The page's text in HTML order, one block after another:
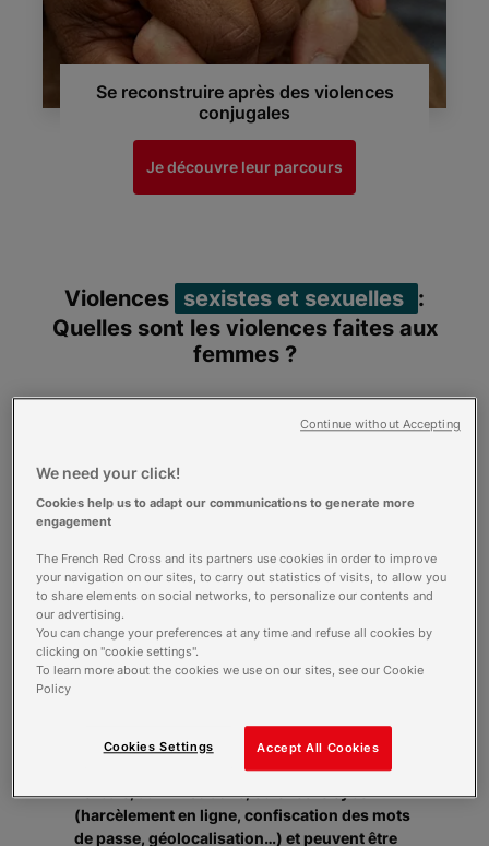
Se reconstruire après des violences
conjugales
Je découvre leur parcours
Violences sexistes et sexuelles :
Quelles sont les violences faites aux
femmes ?
partout, tout le temps. C’est un phénomène
nous luttons à la Croix-Rouge. Comprendre
les rouages de ces violences est un premier
pas vers une prise de conscience collective et
Qu’est-ce qu’une violence sexiste
et sexuelle ?
Les violences sexistes et sexuelles trouvent
leurs racines au sein des inégalités de genre,
entre les hommes et les femmes, structurant
Ces violences basées sur le genre peuvent
être de nature sexuelle, physique,
psychologique, économique, matérielle,
verbale, administrative, ou encore cyber
(harcèlement en ligne, confiscation des mots
de passe, géolocalisation…) et peuvent être
We need your click!
Cookies help us to adapt our communications to generate more
engagement
The French Red Cross and its partners use cookies in order to improve
your navigation on our sites, to carry out statistics of visits, to allow you
to share elements on social networks, to personalize our contents and
our advertising.
You can change your preferences at any time and refuse all cookies by
clicking on "cookie settings".
To learn more about the cookies we use on our sites, see our Cookie
Policy
Accept All Cookies
Cookies Settings
Continue without Accepting